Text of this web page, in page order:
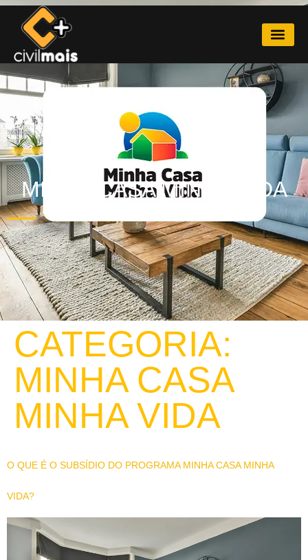
MINHA CASA MINHA VIDA
CATEGORIA:
MINHA CASA
MINHA VIDA
O QUE É O SUBSÍDIO DO PROGRAMA MINHA CASA MINHA
VIDA?